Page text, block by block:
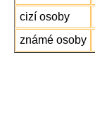
cizí osoby
známé osoby